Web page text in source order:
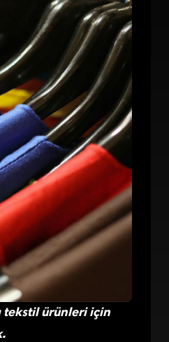
tekstil ürünleri için